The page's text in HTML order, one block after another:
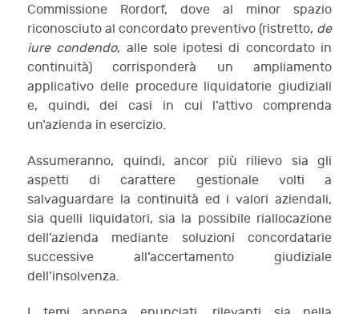
Commissione Rordorf, dove al minor spazio
riconosciuto al concordato preventivo (ristretto, de
iure condendo, alle sole ipotesi di concordato in
continuità) corrisponderà un ampliamento
applicativo delle procedure liquidatorie giudiziali
e, quindi, dei casi in cui l’attivo comprenda
un’azienda in esercizio.
Assumeranno, quindi, ancor più rilievo sia gli
aspetti di carattere gestionale volti a
salvaguardare la continuità ed i valori aziendali,
sia quelli liquidatori, sia la possibile riallocazione
dell’azienda mediante soluzioni concordatarie
successive all’accertamento giudiziale
dell’insolvenza.